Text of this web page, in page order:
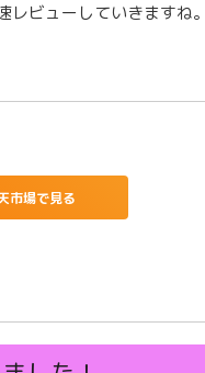
ビューしていきますね。
市場で見る